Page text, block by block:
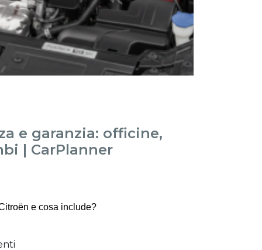
e garanzia: officine,
| CarPlanner
e cosa include?